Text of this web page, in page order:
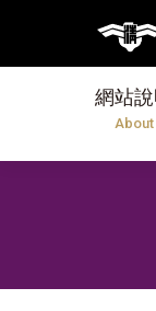
網站說
About